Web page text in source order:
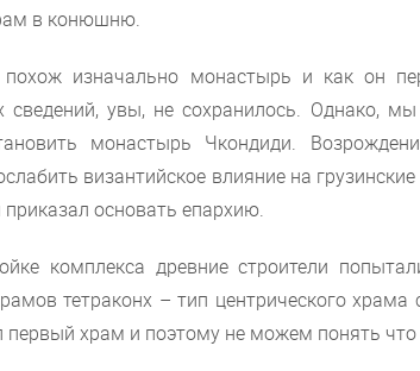
в конюшню.
изначально монастырь и как он
сведений, увы, не сохранилось. Однако,
монастырь Чкондиди.
византийское влияние на
приказал основать епархию.
комплекса древние строители
тетраконх – тип центрического
первый храм и поэтому не можем понять